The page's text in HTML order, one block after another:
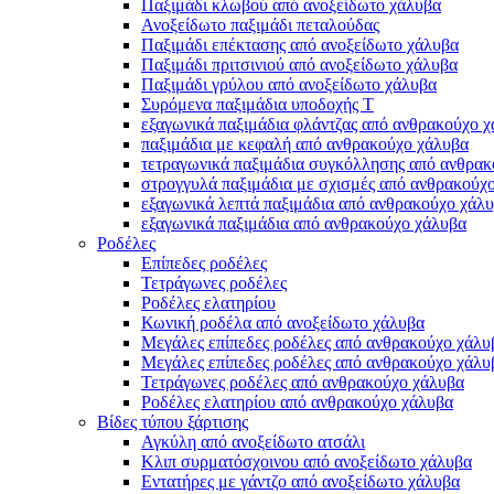
Παξιμάδι κλωβού από ανοξείδωτο χάλυβα
Ανοξείδωτο παξιμάδι πεταλούδας
Παξιμάδι επέκτασης από ανοξείδωτο χάλυβα
Παξιμάδι πριτσινιού από ανοξείδωτο χάλυβα
Παξιμάδι γρύλου από ανοξείδωτο χάλυβα
Συρόμενα παξιμάδια υποδοχής T
εξαγωνικά παξιμάδια φλάντζας από ανθρακούχο
παξιμάδια με κεφαλή από ανθρακούχο χάλυβα
τετραγωνικά παξιμάδια συγκόλλησης από
στρογγυλά παξιμάδια με σχισμές από
εξαγωνικά λεπτά παξιμάδια από ανθρακούχο
εξαγωνικά παξιμάδια από ανθρακούχο χάλυβα
Ροδέλες
Επίπεδες ροδέλες
Τετράγωνες ροδέλες
Ροδέλες ελατηρίου
Κωνική ροδέλα από ανοξείδωτο χάλυβα
Μεγάλες επίπεδες ροδέλες από ανθρακούχο
Μεγάλες επίπεδες ροδέλες από ανθρακούχο
Τετράγωνες ροδέλες από ανθρακούχο χάλυβα
Ροδέλες ελατηρίου από ανθρακούχο χάλυβα
Βίδες τύπου ξάρτισης
Αγκύλη από ανοξείδωτο ατσάλι
Κλιπ συρματόσχοινου από ανοξείδωτο χάλυβα
Εντατήρες με γάντζο από ανοξείδωτο χάλυβα